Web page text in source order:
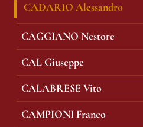
CADARIO Alessandro
CAGGIANO Nestore
CAL Giuseppe
CALABRESE Vito
CAMPIONI Franco